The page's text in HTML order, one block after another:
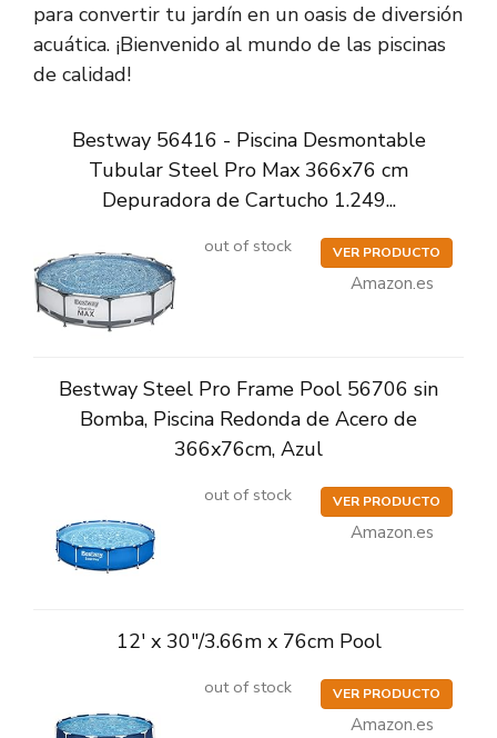
para convertir tu jardín en un oasis de diversión
acuática. ¡Bienvenido al mundo de las piscinas
de calidad!
Bestway 56416 - Piscina Desmontable
Tubular Steel Pro Max 366x76 cm
Depuradora de Cartucho 1.249...
out of stock VER PRODUCTO
Amazon.es
Bestway Steel Pro Frame Pool 56706 sin
Bomba, Piscina Redonda de Acero de
366x76cm, Azul
out of stock VER PRODUCTO
Amazon.es
12' x 30"/3.66m x 76cm Pool
out of stock VER PRODUCTO
Amazon.es